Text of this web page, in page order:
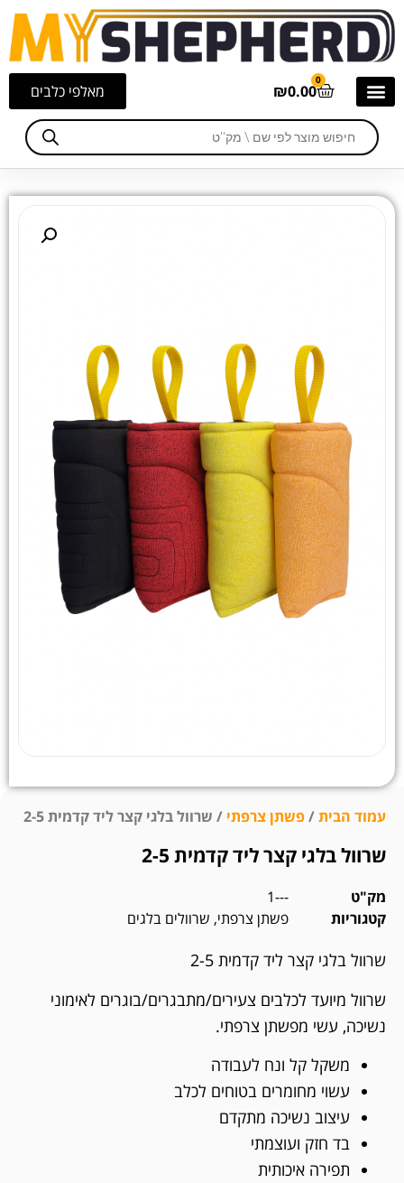
מאלפי כלבים ₪0.00
0
עמוד הבית/פשתן צרפתי / שרוול בלגי קצר ליד קדמית 2-5
שרוול בלגי קצר ליד קדמית 2-5
מק"ט
---1
קטגוריות
פשתן צרפתי, שרוולים בלגים
שרוול בלגי קצר ליד קדמית 2-5
שרוול מיועד לכלבים צעירים/מתבגרים/בוגרים לאימוני
נשיכה, עשי מפשתן צרפתי.
משקל קל ונח לעבודה
עשוי מחומרים בטוחים לכלב
עיצוב נשיכה מתקדם
בד חזק ועוצמתי
תפירה איכותית